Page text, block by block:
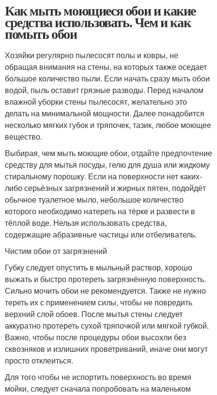
Как мыть моющиеся обои и какие
средства использовать. Чем и как
помыть обои
Хозяйки регулярно пылесосят полы и ковры, не
обращая внимания на стены, на которых также оседает
большое количество пыли. Если начать сразу мыть обои
водой, пыль оставит грязные разводы. Перед началом
влажной уборки стены пылесосят, желательно это
делать на минимальной мощности. Далее понадобится
несколько мягких губок и тряпочек, тазик, любое моющее
вещество.
Выбирая, чем мыть моющие обои, отдайте предпочтение
средству для мытья посуды, гелю для душа или жидкому
стиральному порошку. Если на поверхности нет каких-
либо серьёзных загрязнений и жирных пятен, подойдёт
обычное туалетное мыло, небольшое количество
которого необходимо натереть на тёрке и развести в
тёплой воде. Нельзя использовать средства,
содержащие абразивные частицы или отбеливатель.
Чистим обои от загрязнений
Губку следует опустить в мыльный раствор, хорошо
выжать и быстро протереть загрязнённую поверхность.
Сильно мочить обои не рекомендуется. Также не нужно
тереть их с применением силы, чтобы не повредить
верхний слой обоев. После мытья стены следует
аккуратно протереть сухой тряпочкой или мягкой губкой.
Важно, чтобы после процедуры обои высохли без
сквозняков и излишних проветриваний, иначе они могут
просто отклеиться.
Для того чтобы не испортить поверхность во время
мойки, следует сначала попробовать на маленьком